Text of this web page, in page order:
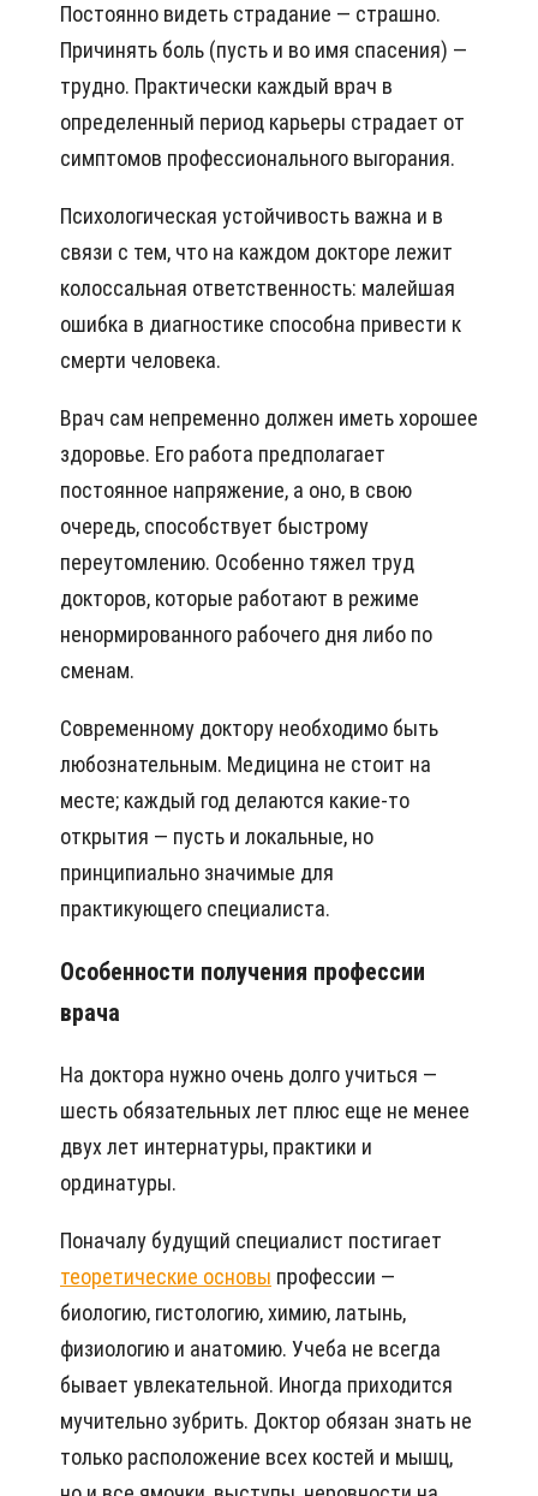
Постоянно видеть страдание — страшно.
Причинять боль (пусть и во имя спасения) —
трудно. Практически каждый врач в
определенный период карьеры страдает от
симптомов профессионального выгорания.
Психологическая устойчивость важна и в
связи с тем, что на каждом докторе лежит
колоссальная ответственность: малейшая
ошибка в диагностике способна привести к
смерти человека.
Врач сам непременно должен иметь хорошее
здоровье. Его работа предполагает
постоянное напряжение, а оно, в свою
очередь, способствует быстрому
переутомлению. Особенно тяжел труд
докторов, которые работают в режиме
ненормированного рабочего дня либо по
сменам.
Современному доктору необходимо быть
любознательным. Медицина не стоит на
месте; каждый год делаются какие-то
открытия — пусть и локальные, но
принципиально значимые для
практикующего специалиста.
Особенности получения профессии
врача
На доктора нужно очень долго учиться —
шесть обязательных лет плюс еще не менее
двух лет интернатуры, практики и
ординатуры.
Поначалу будущий специалист постигает
теоретические основы профессии —
биологию, гистологию, химию, латынь,
физиологию и анатомию. Учеба не всегда
бывает увлекательной. Иногда приходится
мучительно зубрить. Доктор обязан знать не
только расположение всех костей и мышц,